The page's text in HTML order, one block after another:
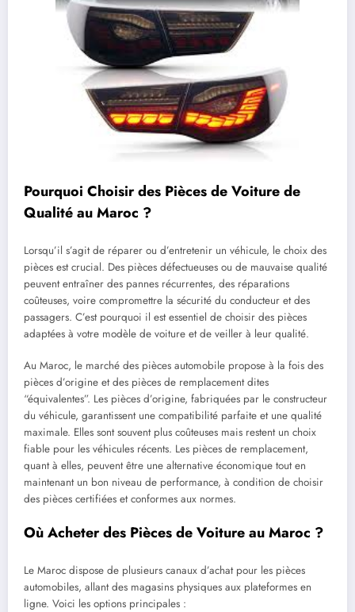
Pourquoi Choisir des Pièces de Voiture de
Qualité au Maroc ?
Lorsqu’il s’agit de réparer ou d’entretenir un véhicule, le choix des
pièces est crucial. Des pièces défectueuses ou de mauvaise qualité
peuvent entraîner des pannes récurrentes, des réparations
coûteuses, voire compromettre la sécurité du conducteur et des
passagers. C’est pourquoi il est essentiel de choisir des pièces
adaptées à votre modèle de voiture et de veiller à leur qualité.
Au Maroc, le marché des pièces automobile propose à la fois des
pièces d’origine et des pièces de remplacement dites
“équivalentes”. Les pièces d’origine, fabriquées par le constructeur
du véhicule, garantissent une compatibilité parfaite et une qualité
maximale. Elles sont souvent plus coûteuses mais restent un choix
fiable pour les véhicules récents. Les pièces de remplacement,
quant à elles, peuvent être une alternative économique tout en
maintenant un bon niveau de performance, à condition de choisir
des pièces certifiées et conformes aux normes.
Où Acheter des Pièces de Voiture au Maroc ?
Le Maroc dispose de plusieurs canaux d’achat pour les pièces
automobiles, allant des magasins physiques aux plateformes en
ligne. Voici les options principales :